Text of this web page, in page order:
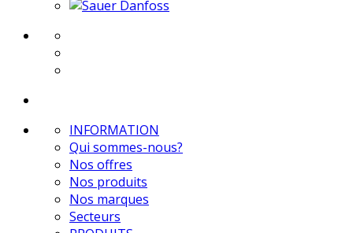
INFORMATION
Qui sommes-nous?
Nos offres
Nos produits
Nos marques
Secteurs